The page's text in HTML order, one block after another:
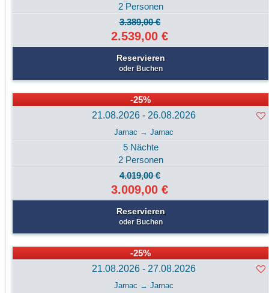
2 Personen
3.389,00 €
2.539,00 €
Reservieren
oder Buchen
-25%
21.08.2026 - 26.08.2026
Jarnac → Jarnac
5 Nächte
2 Personen
4.019,00 €
3.009,00 €
Reservieren
oder Buchen
-25%
21.08.2026 - 27.08.2026
Jarnac → Jarnac